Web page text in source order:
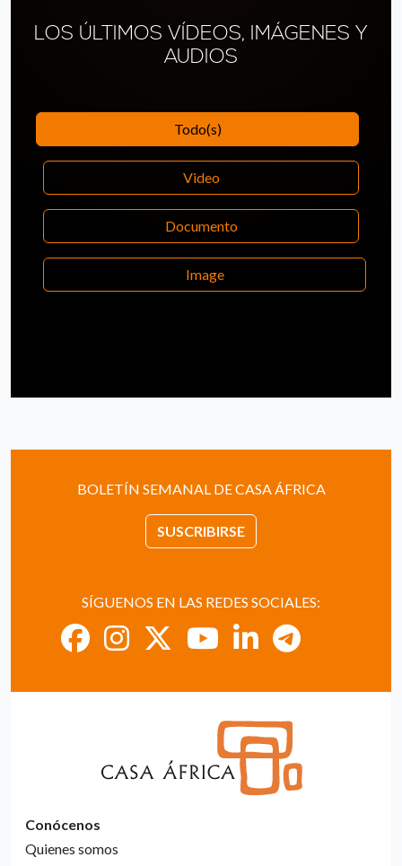
LOS ÚLTIMOS VÍDEOS, IMÁGENES Y
AUDIOS
Todo(s)
Video
Documento
Image
BOLETÍN SEMANAL DE CASA ÁFRICA
SUSCRIBIRSE
SÍGUENOS EN LAS REDES SOCIALES:
Conócenos
Quienes somos